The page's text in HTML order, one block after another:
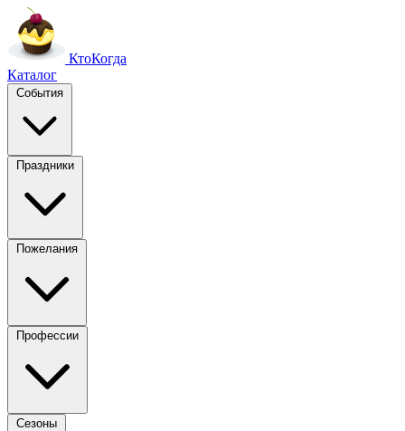
КтоКогда
Каталог
События
Праздники
Пожелания
Профессии
Сезоны